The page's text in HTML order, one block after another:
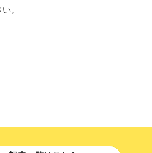
。